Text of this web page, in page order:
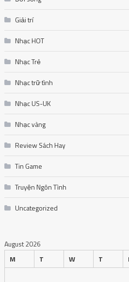
Giải trí
Nhạc HOT
Nhạc Trẻ
Nhạc trữ tình
Nhạc US-UK
Nhạc vàng
Review Sách Hay
Tin Game
Truyện Ngôn Tình
Uncategorized
August 2026
M
T W T